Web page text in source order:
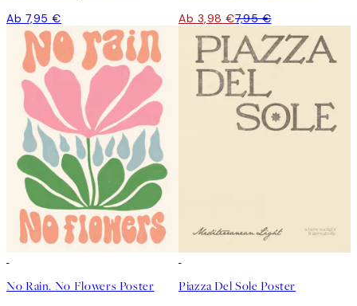
Ab 7,95 € Ab 3,98 €7,95 €
No Rain. No Flowers Poster Piazza Del Sole Poster